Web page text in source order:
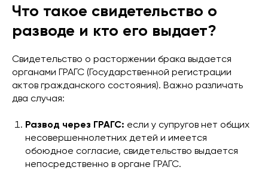
Что такое свидетельство о
разводе и кто его выдает?
Свидетельство о расторжении брака выдается
органами ГРАГС (Государственной регистрации
актов гражданского состояния). Важно различать
два случая:
Развод через ГРАГС: если у супругов нет общих
несовершеннолетних детей и имеется
обоюдное согласие, свидетельство выдается
непосредственно в органе ГРАГС.